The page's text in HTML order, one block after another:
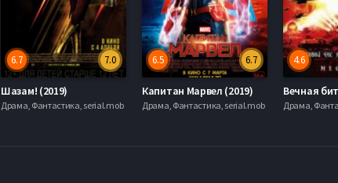
7.0
6.7
Шазам! (2019)
Драма, Фантастика, serial.mob
6.7
6.5
Капитан Марвел (2019)
Драма, Фантастика, serial.mob
4.6
Драма,